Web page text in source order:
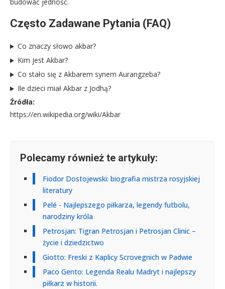
budować jedność.
Często Zadawane Pytania (FAQ)
Co znaczy słowo akbar?
Kim jest Akbar?
Co stało się z Akbarem synem Aurangzeba?
Ile dzieci miał Akbar z Jodhą?
Źródła:
https://en.wikipedia.org/wiki/Akbar
Polecamy również te artykuły:
Fiodor Dostojewski: biografia mistrza rosyjskiej
literatury
Pelé - Najlepszego piłkarza, legendy futbolu,
narodziny króla
Petrosjan: Tigran Petrosjan i Petrosjan Clinic –
życie i dziedzictwo
Giotto: Freski z Kaplicy Scrovegnich w Padwie
Paco Gento: Legenda Realu Madryt i najlepszy
piłkarz w historii.